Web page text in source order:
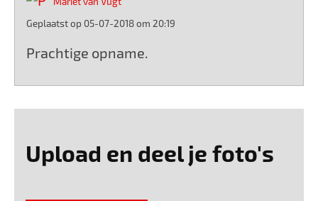
Geplaatst op 05-07-2018 om 20:19
Prachtige opname.
Upload en deel je foto's